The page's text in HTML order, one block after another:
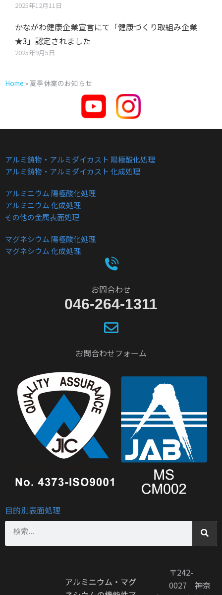
2025年12月11日
かながわ健康企業宣言にて「健康づくり取組み企業
★3」認定されました
2025年9月5日
Home » 夏季休業のお知らせ
アルミ鋳物・アルミダイカスト 陽極酸化処理
アルミ鋳物・アルミダイカスト 化成処理
アルミニウム 陽極酸化処理
アルミニウム 化成処理
その他の金属表面処理
マグネシウム 陽極酸化処理
マグネシウム 化成処理
お問合わせ
046-264-1311
お問合わせフォーム
目的別表面処理
アルミニウム・マグ
〒242-
0027 神奈